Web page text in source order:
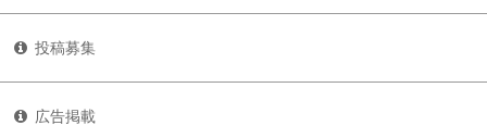
投稿募集
広告掲載